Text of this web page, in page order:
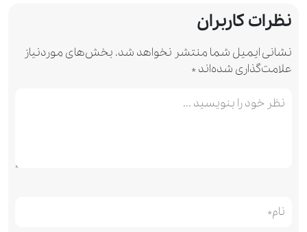
نظرات کاربران
نشانی ایمیل شما منتشر نخواهد شد. بخش‌های موردنیاز
علامت‌گذاری شده‌اند*